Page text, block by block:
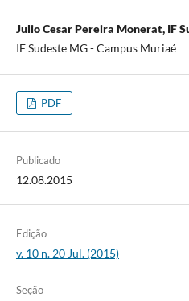
Julio Cesar Pereira Monerat, IF
IF Sudeste MG - Campus Muriaé
PDF
Publicado
12.08.2015
Edição
v. 10 n. 20 Jul. (2015)
Seção